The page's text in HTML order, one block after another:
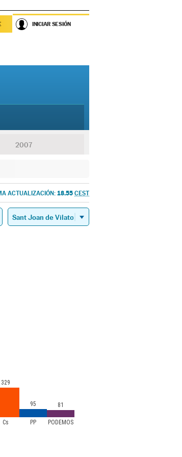
INICIAR SESIÓN
2007
ACTUALIZACIÓN: 18.55 CEST
Cs PP PODEMOS
329
95 81